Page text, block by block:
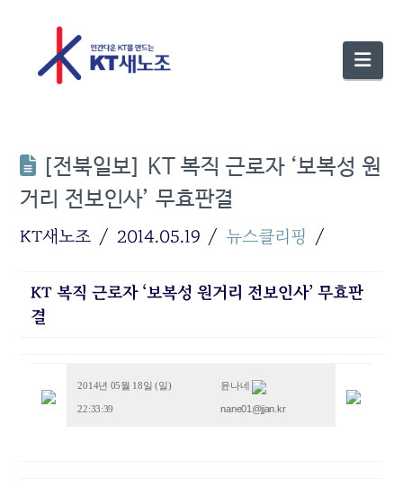
[전북일보] KT 복직 근로자 ‘보복성 원
거리 전보인사’ 무효판결
KT새노조 2014.05.19 뉴스클리핑
KT 복직 근로자 ‘보복성 원거리 전보인사’ 무효판
결
2014년 05월 18일 (일)
22:33:39
윤나네
nane01@jjan.kr